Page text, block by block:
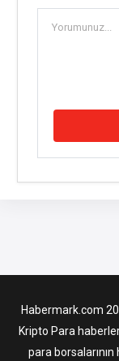
Habermark.com
Kripto Para
para